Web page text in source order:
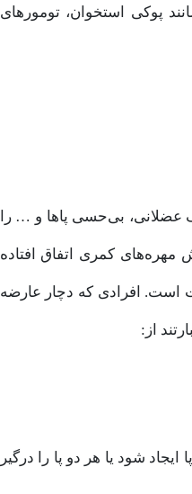
پوکی استخوان، تومورهای
بی‌حسی پاها و … را
مهره‌های کمری اتفاق افتاده
افرادی که دچار عارضه
از:
شود یا هر دو پا را درگیر